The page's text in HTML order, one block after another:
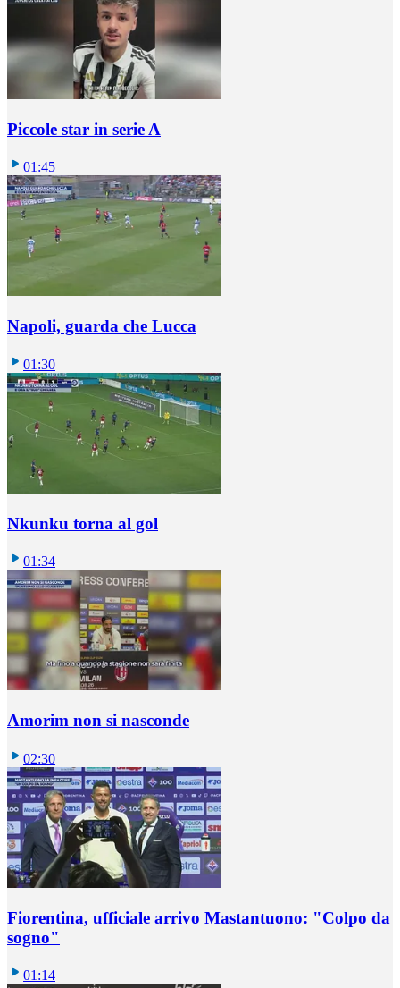
Piccole star in serie A
01:45
Napoli, guarda che Lucca
01:30
Nkunku torna al gol
01:34
Amorim non si nasconde
02:30
Fiorentina, ufficiale arrivo Mastantuono: "Colpo da
sogno"
01:14